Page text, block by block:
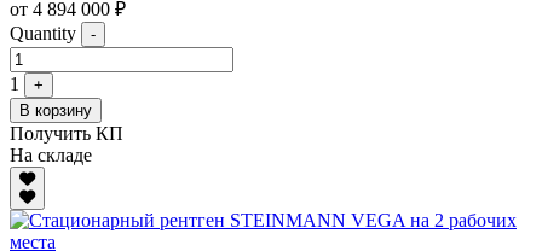
от 4 894 000 ₽
Quantity
-
1
+
В корзину
Получить КП
На складе